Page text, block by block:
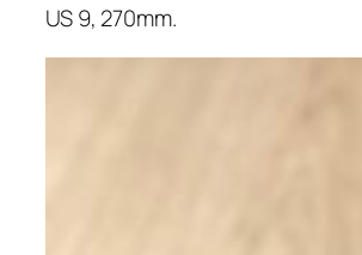
US 9, 270mm.